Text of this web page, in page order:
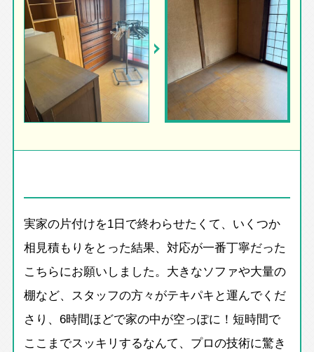
実家の片付けを1日で終わらせたくて、いくつか
相見積もりをとった結果、対応が一番丁寧だった
こちらにお願いしました。大きなソファや大量の
棚など、スタッフの方々がテキパキと運んでくだ
さり、6時間ほどで家の中が空っぽに！短時間で
ここまでスッキリするなんて、プロの技術に驚き